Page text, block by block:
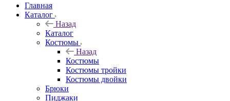
Главная
Каталог
Назад
Каталог
Костюмы
Назад
Костюмы
Костюмы тройки
Костюмы двойки
Брюки
Пиджаки